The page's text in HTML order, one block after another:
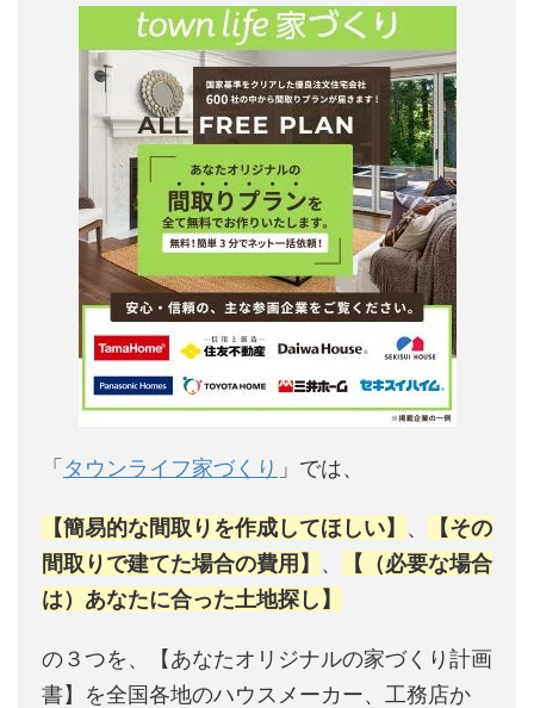
「 タウンライフ家づくり 」では、
【簡易的な間取りを作成してほしい】 、
【その
間取りで建てた場合の費用】 、
【（必要な場合
は）あなたに合った土地探し】
の３つを、【あなたオリジナルの家づくり計画
書】を全国各地のハウスメーカー、工務店か